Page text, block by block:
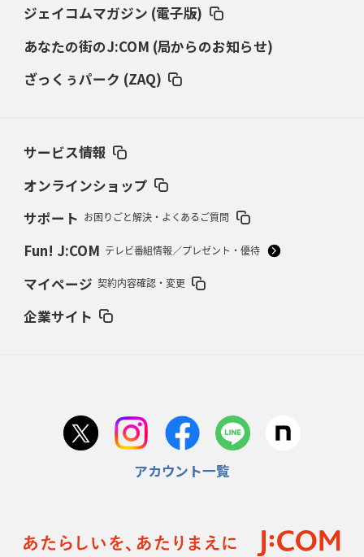
2026年3月5日(木)更新
2026年2月19日(木)更新
37年女子W杯招致への課題と期待
2026年2月12日(木)更新
2026年2月5日(木)更新
占い方
首位スピアーズ、充実の攻撃力 「湧き出る」パスでトライ量産
2026年1月8日(木)更新
ジェイコムマガジン (電子版)
あなたの街のJ:COM (局からのお知らせ)
ざっくぅパーク (ZAQ)
サービス情報
オンラインショップ
サポート お困りごと解決・よくあるご質問
Fun! J:COM テレビ番組情報／プレゼント・優待
マイページ 契約内容確認・変更
企業サイト
アカウント一覧